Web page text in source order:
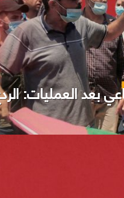
بعد العمليات: